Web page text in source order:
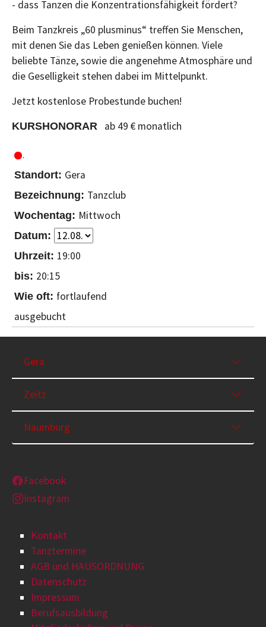
- dass Tanzen die Konzentrationsfähigkeit fördert?
Beim Tanzkreis „60 plusminus“ treffen Sie Menschen,
mit denen Sie das Leben genießen können. Viele
beliebte Tänze, sowie die angenehme Atmosphäre und
die Geselligkeit stehen dabei im Mittelpunkt.
Jetzt kostenlose Probestunde buchen!
KURSHONORAR ab 49 € monatlich
Gera
Tanzclub
Mittwoch
19:00
20:15
fortlaufend
ausgebucht
Gera
Zeitz
Naumburg
Facebook
Instagram
Kontakt
Tanztermine
AGB und HAUSORDNUNG
Datenschutz
Impressum
Berufsausbildung